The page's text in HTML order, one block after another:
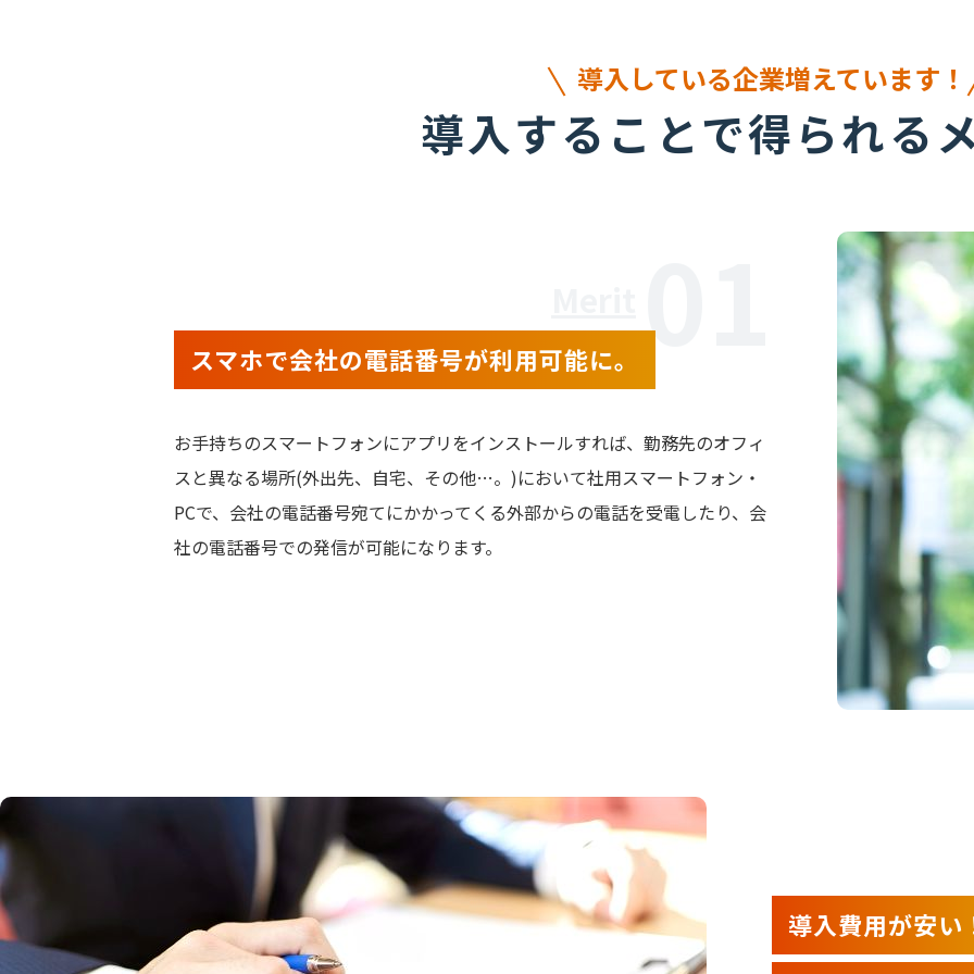
導入している企業増えています！
導入することで得られる
01
スマホで会社の電話番号が利用可能に。
お手持ちのスマートフォンにアプリをインストールすれば、勤務先のオフィ
スと異なる場所(外出先、自宅、その他…。)において社用スマートフォン・
PCで、会社の電話番号宛てにかかってくる外部からの電話を受電したり、会
社の電話番号での発信が可能になります。
導入費用が安い